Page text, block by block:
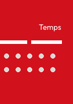
Temps de